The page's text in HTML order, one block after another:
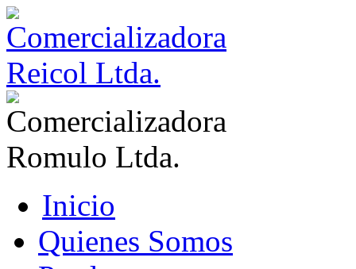
Inicio
Quienes Somos